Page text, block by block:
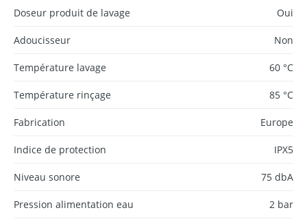
Doseur produit de lavage Oui
Adoucisseur Non
Température lavage 60 °C
Température rinçage 85 °C
Fabrication Europe
Indice de protection IPX5
Niveau sonore 75 dbA
Pression alimentation eau 2 bar